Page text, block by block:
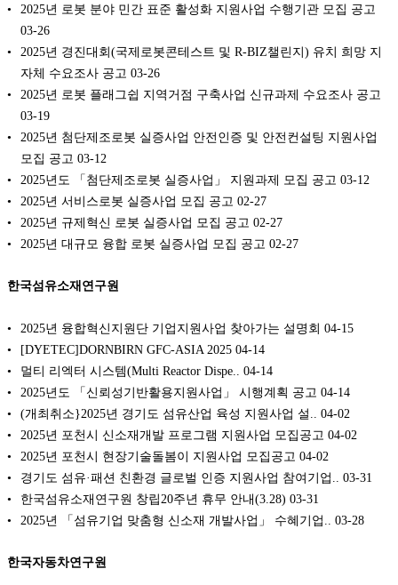
2025년 로봇 분야 민간 표준 활성화 지원사업 수행기관 모집 공고
03-26
2025년 경진대회(국제로봇콘테스트 및 R-BIZ챌린지) 유치 희망 지
자체 수요조사 공고 03-26
2025년 로봇 플래그쉽 지역거점 구축사업 신규과제 수요조사 공고
03-19
2025년 첨단제조로봇 실증사업 안전인증 및 안전컨설팅 지원사업
모집 공고 03-12
2025년도 「첨단제조로봇 실증사업」 지원과제 모집 공고 03-12
2025년 서비스로봇 실증사업 모집 공고 02-27
2025년 규제혁신 로봇 실증사업 모집 공고 02-27
2025년 대규모 융합 로봇 실증사업 모집 공고 02-27
한국섬유소재연구원
2025년 융합혁신지원단 기업지원사업 찾아가는 설명회 04-15
[DYETEC]DORNBIRN GFC-ASIA 2025 04-14
멀티 리엑터 시스템(Multi Reactor Dispe..
04-14
2025년도 「신뢰성기반활용지원사업」 시행계획 공고 04-14
(개최취소}2025년 경기도 섬유산업 육성 지원사업 설..
04-02
2025년 포천시 신소재개발 프로그램 지원사업 모집공고 04-02
2025년 포천시 현장기술돌봄이 지원사업 모집공고 04-02
경기도 섬유·패션 친환경 글로벌 인증 지원사업 참여기업..
03-31
한국섬유소재연구원 창립20주년 휴무 안내(3.28) 03-31
2025년 「섬유기업 맞춤형 신소재 개발사업」 수혜기업..
03-28
한국자동차연구원